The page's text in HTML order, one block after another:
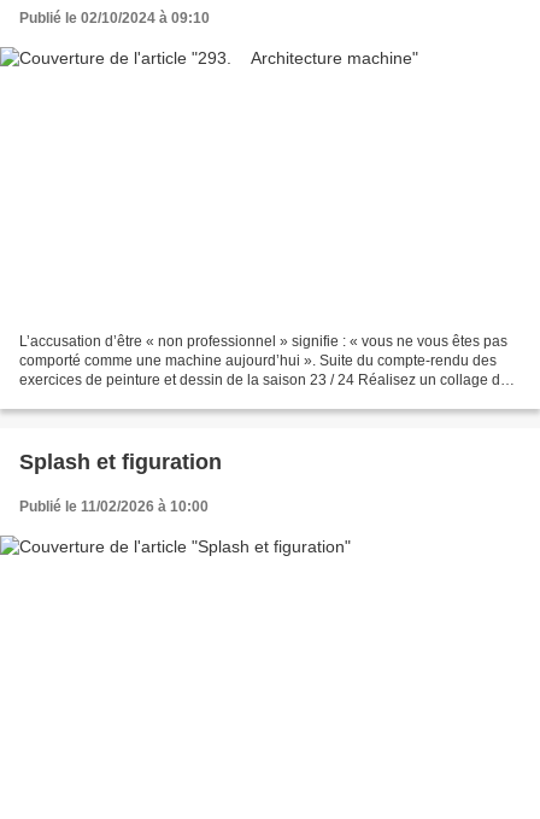
Publié le 02/10/2024 à 09:10
L’accusation d’être « non professionnel » signifie : « vous ne vous êtes pas
comporté comme une machine aujourd’hui ». Suite du compte-rendu des
exercices de peinture et dessin de la saison 23 / 24 Réalisez un collage de
Splash et figuration
Publié le 11/02/2026 à 10:00